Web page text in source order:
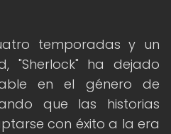
temporadas y un
"Sherlock" ha dejado
en el género de
que las historias
con éxito a la era